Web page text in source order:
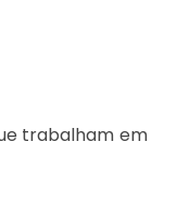
trabalham em